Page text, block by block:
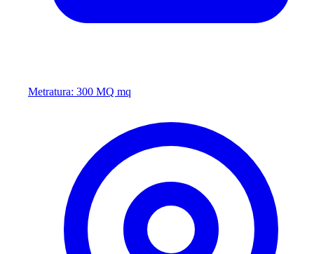
Metratura: 300 MQ mq